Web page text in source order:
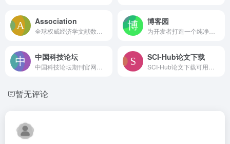
Association 博客园
中国科技论坛 SCI-Hub论文下载
暂无评论